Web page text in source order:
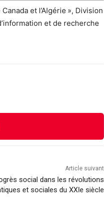
et l’Algérie », Division
et de recherche
Article suivant
social dans les révolutions
et sociales du XXIe siècle